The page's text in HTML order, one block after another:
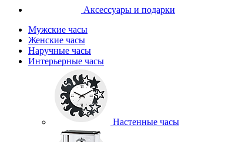
Аксессуары и подарки
Мужские часы
Женские часы
Наручные часы
Интерьерные часы
Настенные часы